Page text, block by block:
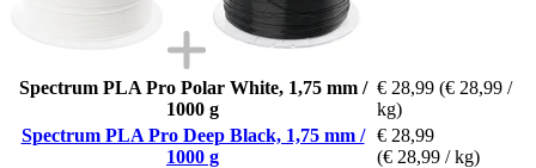
Spectrum PLA Pro Polar White, 1,75 mm /
1000 g
€ 28,99 (€ 28,99 /
kg)
Spectrum PLA Pro Deep Black, 1,75 mm /
1000 g
€ 28,99
(€ 28,99 / kg)